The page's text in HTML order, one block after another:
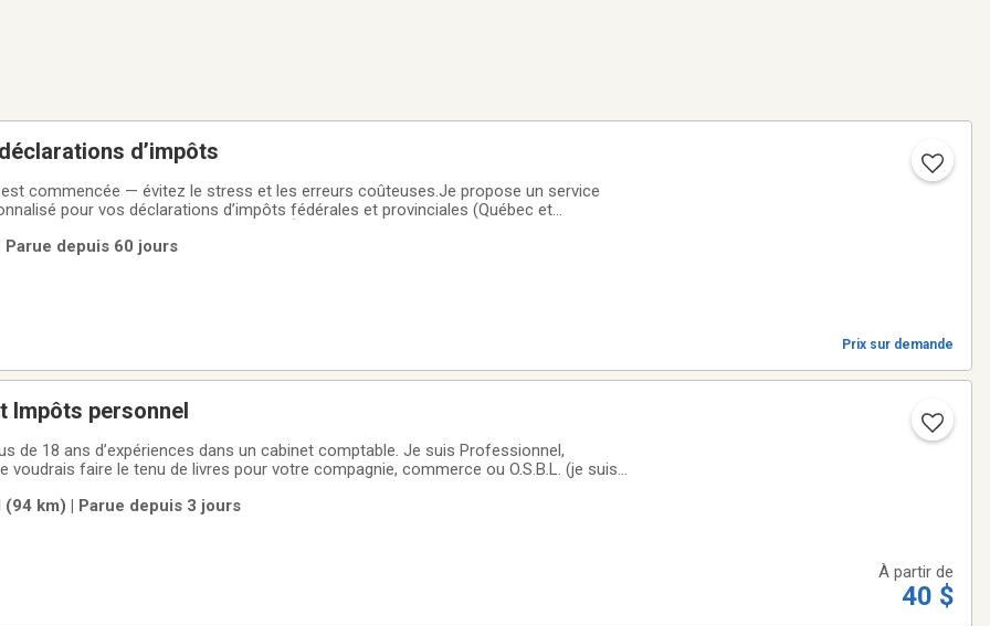
d’impôts
commencée — évitez le stress et les erreurs coûteuses.Je propose un service
pour vos déclarations d’impôts fédérales et provinciales (Québec et
assistés sociaux, chômeurs, …• Optimisation
depuis 60 jours
Prix sur demande
Impôts personnel
ans d’expériences dans un cabinet comptable. Je suis Professionnel,
voudrais faire le tenu de livres pour votre compagnie, commerce ou O.S.B.L. (je suis
TVH/TVQ ,
km) | Parue depuis 3 jours
À partir de
40 $